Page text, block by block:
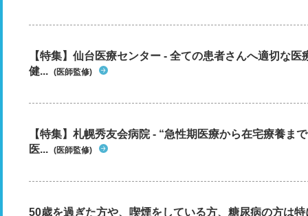
【特集】仙台医療センター - 全ての患者さんへ適切な
健... (医師監修)
【特集】札幌秀友会病院 - “急性期医療から在宅療養ま
医... (医師監修)
50歳を過ぎた方や、喫煙をしている方、糖尿病の方は